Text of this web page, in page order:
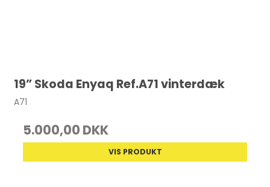
19” Skoda Enyaq Ref.A71 vinterdæk
A71
5.000,00 DKK
VIS PRODUKT